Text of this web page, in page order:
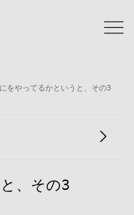
をやってるかというと、その3
、その3